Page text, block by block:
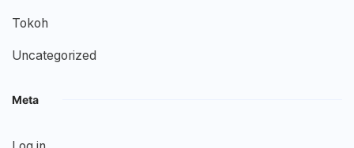
Tokoh
Uncategorized
Meta